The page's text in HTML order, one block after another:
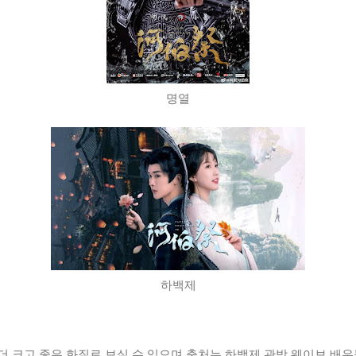
명열
하백제